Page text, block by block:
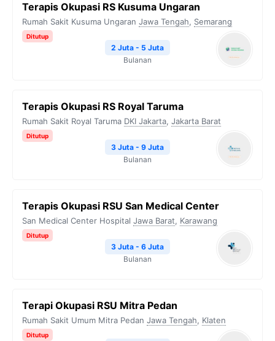
Terapis Okupasi RS Kusuma Ungaran
Rumah Sakit Kusuma Ungaran Jawa Tengah, Semarang
Ditutup
2 Juta - 5 Juta
Bulanan
Terapis Okupasi RS Royal Taruma
Rumah Sakit Royal Taruma DKI Jakarta, Jakarta Barat
Ditutup
3 Juta - 9 Juta
Bulanan
Terapis Okupasi RSU San Medical Center
San Medical Center Hospital Jawa Barat, Karawang
Ditutup
3 Juta - 6 Juta
Bulanan
Terapi Okupasi RSU Mitra Pedan
Rumah Sakit Umum Mitra Pedan Jawa Tengah, Klaten
Ditutup